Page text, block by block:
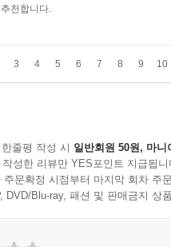
천합니다.
3 4 5 6 7 8 9 10
줄평 작성 시 일반회원 50원, 마니
성한 리뷰만 YES포인트 지급됩니
주문확정 시점부터 마지막 회차 주
DVD/Blu-ray, 패션 및 판매금지 상